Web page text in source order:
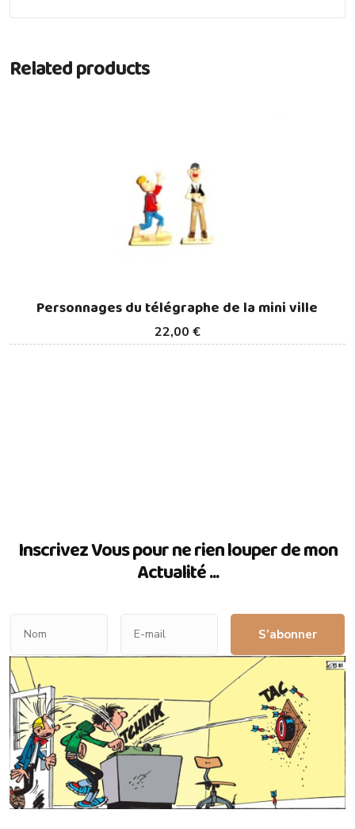
Related products
22,00 €
Personnages du télégraphe de la mini ville
Inscrivez Vous pour ne rien louper de mon
Actualité ...
S’abonner